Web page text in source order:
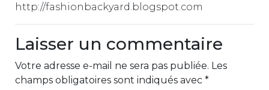
http://fashionbackyard.blogspot.com
Laisser un commentaire
Votre adresse e-mail ne sera pas publiée. Les
champs obligatoires sont indiqués avec *